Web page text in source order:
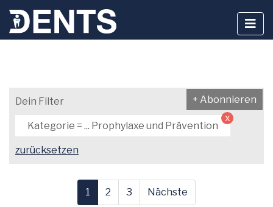
Inhalt
Dein Filter + Abonnieren
zurücksetzen
Kategorie = ... Prophylaxe und Prävention
x
1 2 3 Nächste